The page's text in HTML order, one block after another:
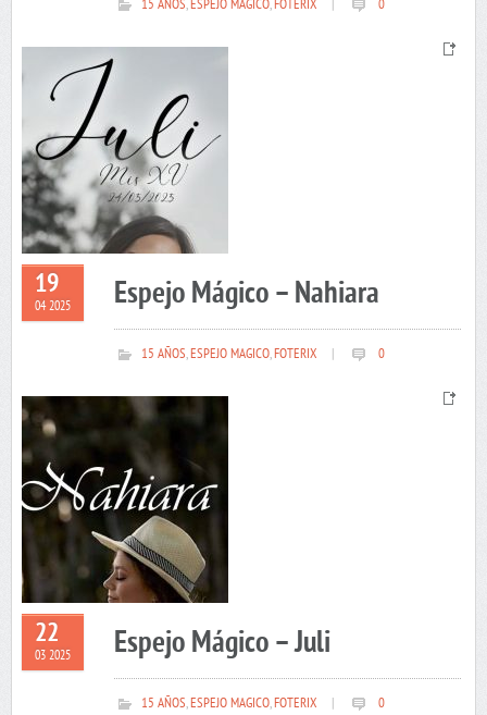
15 AÑOS,ESPEJO MAGICO,FOTERIX 0
19
04 2025 Espejo Mágico – Nahiara
15 AÑOS,ESPEJO MAGICO,FOTERIX 0
22
03 2025 Espejo Mágico – Juli
15 AÑOS,ESPEJO MAGICO,FOTERIX 0